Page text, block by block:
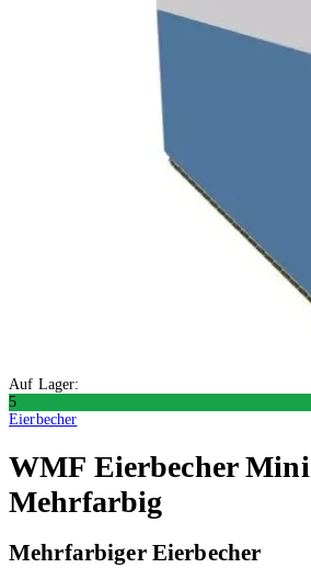
Auf Lager:
5
Eierbecher
WMF Eierbecher
Mehrfarbig
Mehrfarbiger Eierbecher